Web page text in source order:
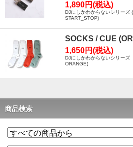
1,890円(税込)
DJにしかわからないシリーズ
START_STOP)
SOCKS / CUE
1,650円(税込)
DJにしかわからないシリーズ
ORANGE)
商品検索